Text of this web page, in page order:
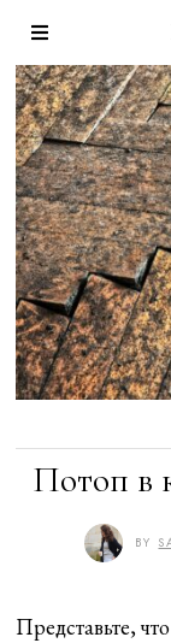
Потоп в
BY
Представьте,